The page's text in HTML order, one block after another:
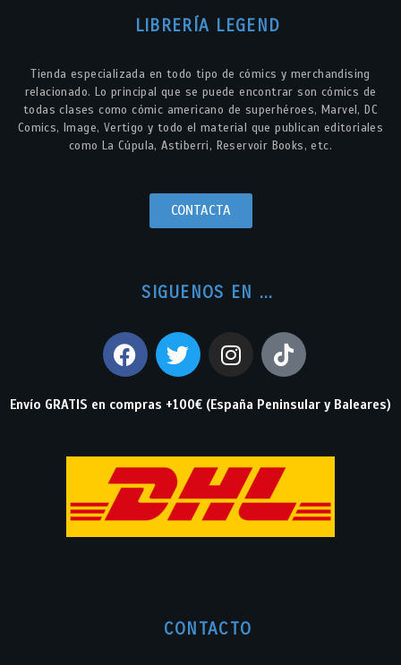
LIBRERÍA LEGEND
Tienda especializada en todo tipo de cómics y merchandising
relacionado. Lo principal que se puede encontrar son cómics de
todas clases como cómic americano de superhéroes, Marvel, DC
Comics, Image, Vertigo y todo el material que publican editoriales
como La Cúpula, Astiberri, Reservoir Books, etc.
CONTACTA
SIGUENOS EN ...
Envío GRATIS en compras +100€ (España Peninsular y Baleares)
CONTACTO